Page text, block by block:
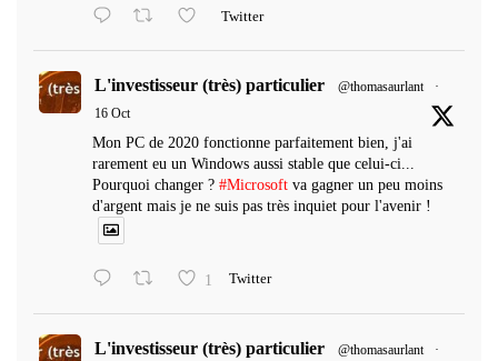
Twitter
L'investisseur (très) particulier @thomasaurlant
·
16 Oct
Mon PC de 2020 fonctionne parfaitement bien, j'ai
rarement eu un Windows aussi stable que celui-ci...
Pourquoi changer ? #Microsoft va gagner un peu moins
d'argent mais je ne suis pas très inquiet pour l'avenir !
1 Twitter
L'investisseur (très) particulier @thomasaurlant
·